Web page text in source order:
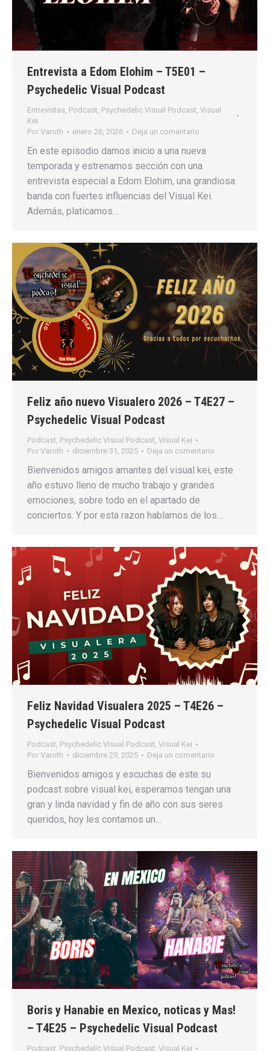
Entrevista a Edom Elohim – T5E01 –
Psychedelic Visual Podcast
Entrevistas, Podcast, Psychedelic Visual Podcast, Visual
Kei
Por Varoth enero 26, 2026 Deja un comentario
En este episodio damos inicio a una nueva
temporada y estrenamos sección con una
entrevista especial a Edom Elohim, una grandiosa
banda con fuertes influencias del Visual Kei.
Además, platicamos…
Feliz año nuevo Visualero 2026 – T4E27 –
Psychedelic Visual Podcast
Podcast, Psychedelic Visual Podcast, Visual Kei
Por Varoth diciembre 31, 2025 Deja un comentario
Bienvenidos amigos amantes del visual kei, este
año estuvo lleno de mucho trabajo y grandes
emociones, sobre todo en el apartado de
conciertos. Y por esta razon hablamos de los…
Feliz Navidad Visualera 2025 – T4E26 –
Psychedelic Visual Podcast
Podcast, Psychedelic Visual Podcast, Visual Kei
Por Varoth diciembre 29, 2025 Deja un comentario
Bienvenidos amigos y escuchas de este su
podcast sobre visual kei, esperamos tengan una
gran y linda navidad y fin de año con sus seres
queridos, hoy les contamos un…
Boris y Hanabie en Mexico, noticas y Mas!
– T4E25 – Psychedelic Visual Podcast
Podcast, Psychedelic Visual Podcast, Visual Kei